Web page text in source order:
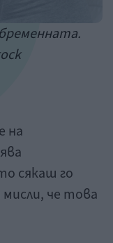
на
сякаш го
мисли, че това